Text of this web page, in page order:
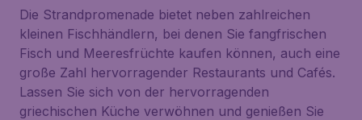
Die Strandpromenade bietet neben zahlreichen
kleinen Fischhändlern, bei denen Sie fangfrischen
Fisch und Meeresfrüchte kaufen können, auch eine
große Zahl hervorragender Restaurants und Cafés.
Lassen Sie sich von der hervorragenden
griechischen Küche verwöhnen und genießen Sie